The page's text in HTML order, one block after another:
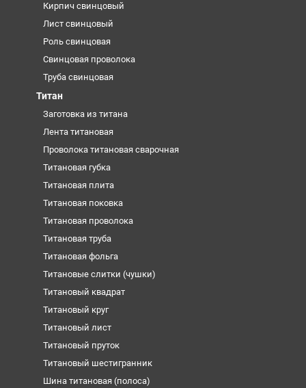
Кирпич свинцовый
Лист свинцовый
Роль свинцовая
Свинцовая проволока
Труба свинцовая
Титан
Заготовка из титана
Лента титановая
Проволока титановая сварочная
Титановая губка
Титановая плита
Титановая поковка
Титановая проволока
Титановая труба
Титановая фольга
Титановые слитки (чушки)
Титановый квадрат
Титановый круг
Титановый лист
Титановый пруток
Титановый шестигранник
Шина титановая (полоса)